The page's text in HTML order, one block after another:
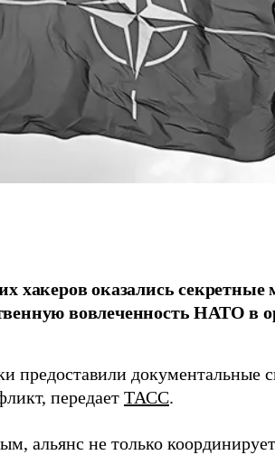
хакеров оказались секретные
вовлеченность НАТО в
документальные
передает ТАСС.
альянс не только